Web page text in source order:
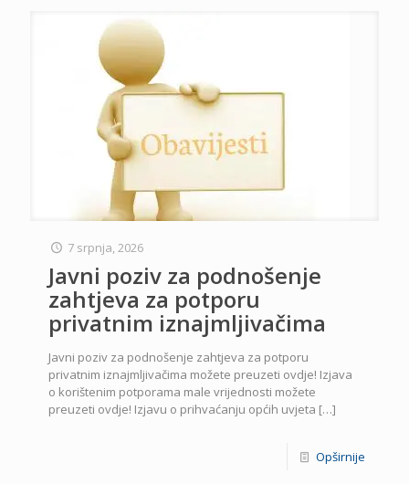
7 srpnja, 2026
Javni poziv za podnošenje
zahtjeva za potporu
privatnim iznajmljivačima
Javni poziv za podnošenje zahtjeva za potporu
privatnim iznajmljivačima možete preuzeti ovdje! Izjava
o korištenim potporama male vrijednosti možete
preuzeti ovdje! Izjavu o prihvaćanju općih uvjeta […]
Opširnije